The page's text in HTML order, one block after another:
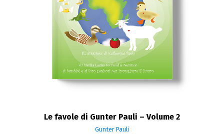
Le favole di Gunter Pauli – Volume 2
Gunter Pauli